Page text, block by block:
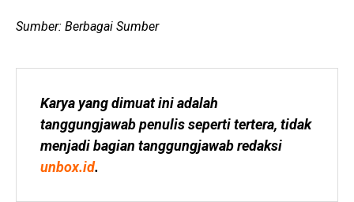
Sumber: Berbagai Sumber
Karya yang dimuat ini adalah
tanggungjawab penulis seperti tertera, tidak
unbox.id.